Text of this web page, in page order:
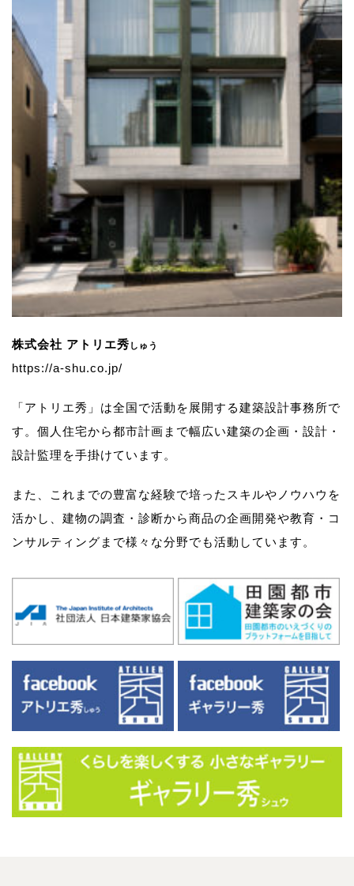
株式会社 アトリエ秀 しゅう
https://a-shu.co.jp/
「アトリエ秀」は全国で活動を展開する建築設計事務所で
す。 個人住宅から都市計画まで幅広い建築の企画・設計・
設計監理を手掛けています。
また、これまでの豊富な経験で培ったスキルやノウハウを
活かし、 建物の調査・診断から商品の企画開発や教育・コ
ンサルティングまで様々な分野でも活動しています。